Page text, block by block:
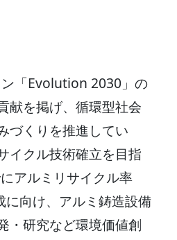
「Evolution 2030」の
献を掲げ、循環型社会
づくりを推進してい
イクル技術確立を目指
アルミリサイクル率
に向け、アルミ鋳造設備
・研究など環境価値創